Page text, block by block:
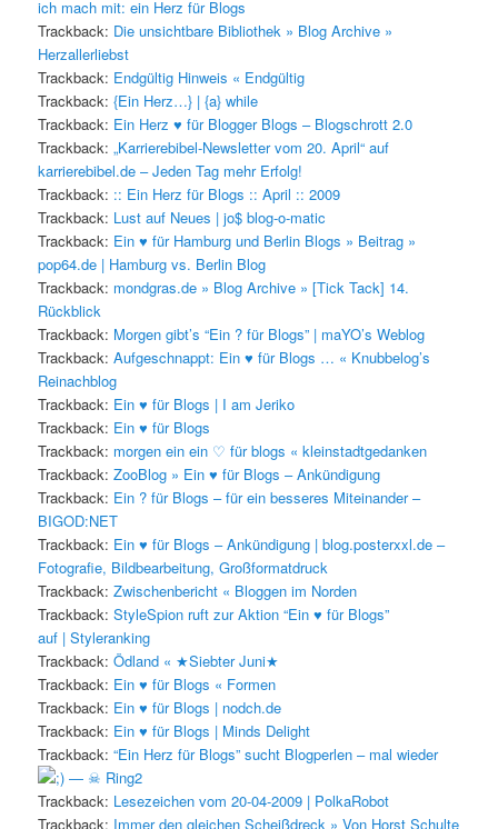
ich mach mit: ein Herz für Blogs
Trackback: Die unsichtbare Bibliothek » Blog Archive »
Herzallerliebst
Trackback: Endgültig Hinweis « Endgültig
Trackback:{Ein Herz…} | {a} while
Trackback: Ein Herz ♥ für Blogger Blogs – Blogschrott 2.0
Trackback:„Karrierebibel-Newsletter vom 20. April“ auf
karrierebibel.de – Jeden Tag mehr Erfolg!
Trackback: :: Ein Herz für Blogs :: April :: 2009
Trackback: Lust auf Neues | jo$ blog-o-matic
Trackback: Ein ♥ für Hamburg und Berlin Blogs » Beitrag »
pop64.de | Hamburg vs. Berlin Blog
Trackback: mondgras.de » Blog Archive » [Tick Tack] 14.
Rückblick
Trackback: Morgen gibt’s “Ein ? für Blogs” | maYO’s Weblog
Trackback:Aufgeschnappt: Ein ♥ für Blogs … « Knubbelog’s
Reinachblog
Trackback: Ein ♥ für Blogs | I am Jeriko
Trackback: Ein ♥ für Blogs
Trackback: morgen ein ein ♡ für blogs « kleinstadtgedanken
Trackback:ZooBlog » Ein ♥ für Blogs – Ankündigung
Trackback: Ein ? für Blogs – für ein besseres Miteinander –
BIGOD:NET
Trackback: Ein ♥ für Blogs – Ankündigung | blog.posterxxl.de –
Fotografie, Bildbearbeitung, Großformatdruck
Trackback:Zwischenbericht « Bloggen im Norden
Trackback:StyleSpion ruft zur Aktion “Ein ♥ für Blogs”
auf | Styleranking
Trackback:Ödland « ★Siebter Juni★
Trackback: Ein ♥ für Blogs « Formen
Trackback: Ein ♥ für Blogs | nodch.de
Trackback: Ein ♥ für Blogs | Minds Delight
Trackback:“Ein Herz für Blogs” sucht Blogperlen – mal wieder
— ☠ Ring2
Trackback: Lesezeichen vom 20-04-2009 | PolkaRobot
Trackback: Immer den gleichen Scheißdreck » Von Horst Schulte